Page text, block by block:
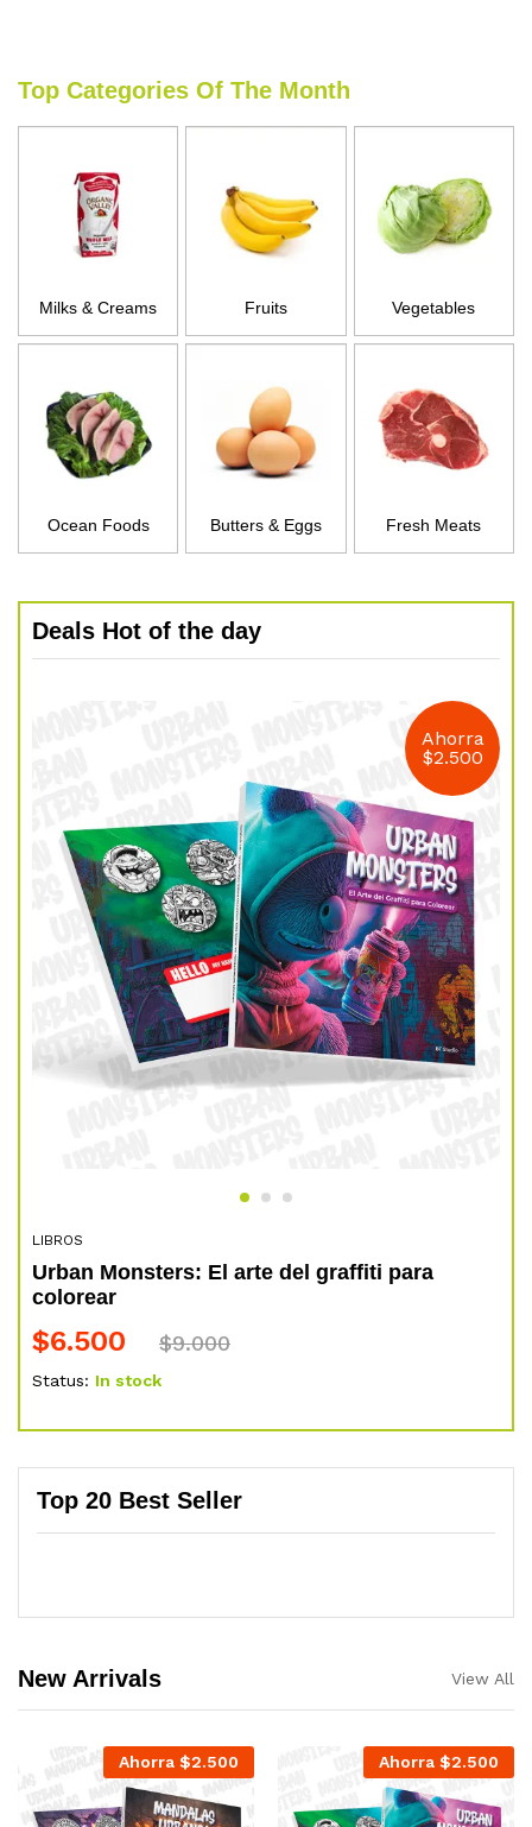
Top Categories Of The Month
Milks & Creams
Ocean Foods
Fruits
Butters & Eggs
Vegetables
Fresh Meats
Deals Hot of the day
Ahorra
$2.500
LIBROS
Urban Monsters: El arte del graffiti para
colorear
$6.500 $9.000
Status: In stock
Top 20 Best Seller
New Arrivals View All
Ahorra $2.500 Ahorra $2.500